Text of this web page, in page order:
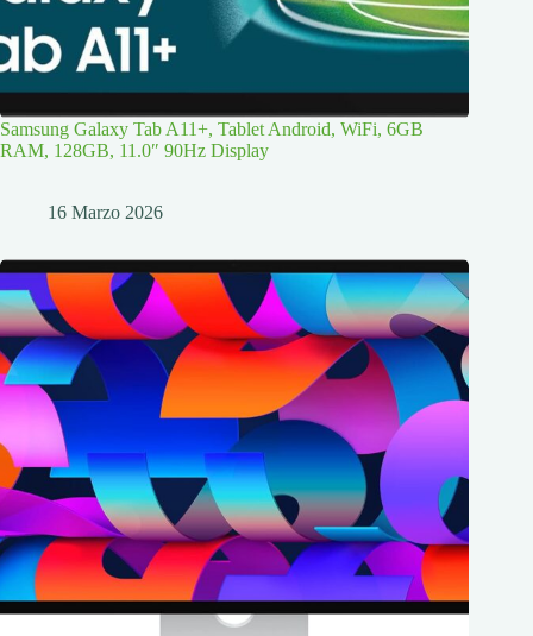
Samsung Galaxy Tab A11+, Tablet Android, WiFi, 6GB
RAM, 128GB, 11.0″ 90Hz Display
16 Marzo 2026